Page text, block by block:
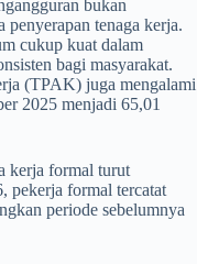
bukan
penyerapan tenaga kerja.
cukup kuat dalam
bagi masyarakat.
(TPAK) juga mengalami
2025 menjadi 65,01
kerja formal turut
pekerja formal tercatat
periode sebelumnya